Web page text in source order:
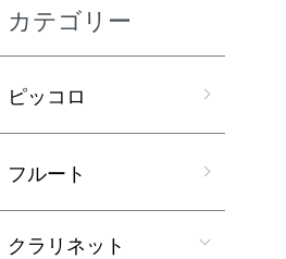
カテゴリー
ピッコロ
フルート
クラリネット